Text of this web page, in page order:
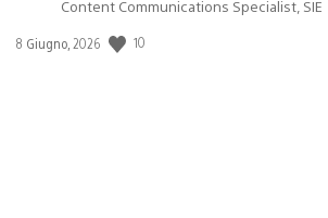
Content Communications Specialist, SIE
Data
8 Giugno, 2026 10